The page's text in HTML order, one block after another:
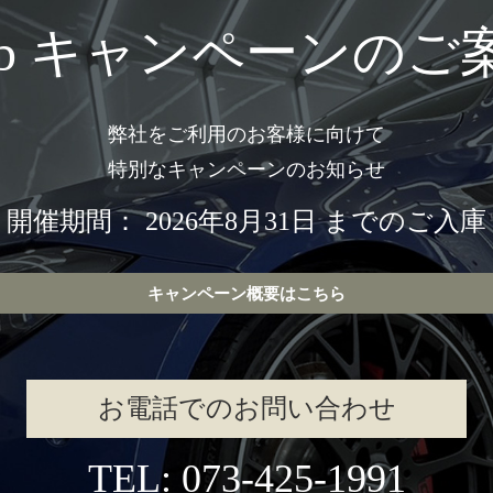
キャンペーンのご
弊社をご利用のお客様に向けて
特別なキャンペーンのお知らせ
開催期間： 2026年8月31日 までのご入庫
キャンペーン概要はこちら
お電話でのお問い合わせ
TEL: 073-425-1991